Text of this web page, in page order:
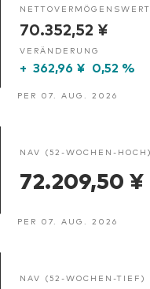
70.352,52 ¥
VERÄNDERUNG
+ 362,96 ¥ 0,52 %
PER 07. AUG. 2026
NAV (52-WOCHEN-HOCH)
72.209,50 ¥
PER 07. AUG. 2026
NAV (52-WOCHEN-TIEF)